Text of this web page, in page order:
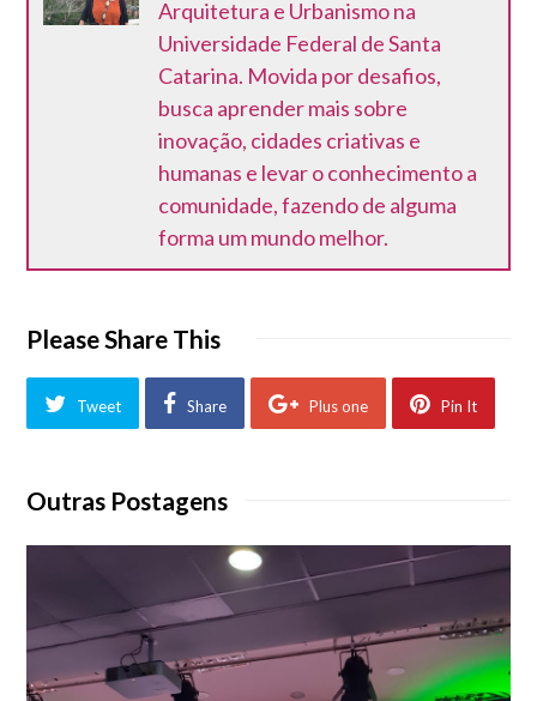
Arquitetura e Urbanismo na
Universidade Federal de Santa
Catarina. Movida por desafios,
busca aprender mais sobre
inovação, cidades criativas e
humanas e levar o conhecimento a
comunidade, fazendo de alguma
forma um mundo melhor.
Please Share This
Tweet Share Plus one Pin It
Outras Postagens